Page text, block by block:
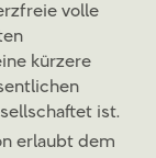
volle
kürzere
ist.
erlaubt dem